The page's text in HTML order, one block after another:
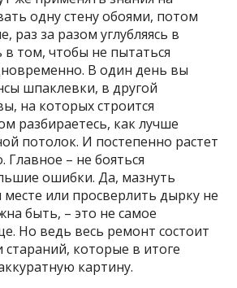
одну стену обоями, потом
раз за разом углубляясь в
в том, чтобы не пытаться
В один день вы
шпаклевки, в другой
на которых строится
разбираетесь, как лучше
потолок. И постепенно растет
Главное – не бояться
ошибки. Да, мазнуть
или просверлить дырку не
быть, – это не самое
Но ведь весь ремонт состоит
которые в итоге
картину.